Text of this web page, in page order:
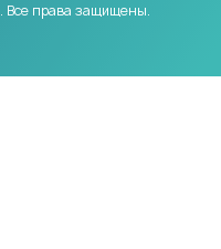
Все права защищены.